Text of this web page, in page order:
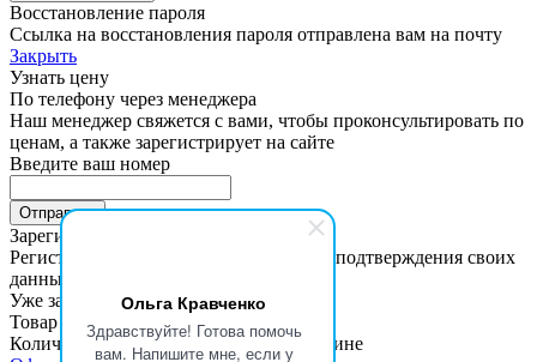
Ольга Кравченко
Здравствуйте! Готова помочь
вам. Напишите мне, если у
Восстановление пароля
Ссылка на восстановления пароля отправлена вам на почту
Закрыть
Узнать цену
По телефону через менеджера
Наш менеджер свяжется с вами, чтобы проконсультировать по
ценам, а также зарегистрирует на сайте
Введите ваш номер
Зарегистрироваться на сайте
Регистрация займет пару минут. После подтверждения своих
данных вы получите доступ к ценам
Уже зарегистрованы?Войти
Товар добавлен в корзину
Количество товара можно задать в корзине